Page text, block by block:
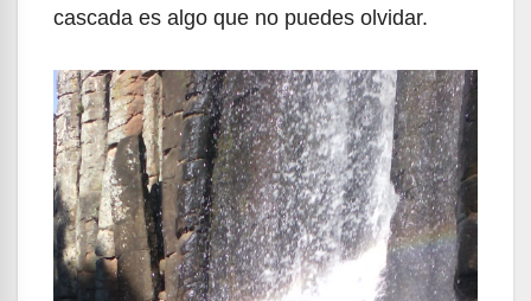
cascada es algo que no puedes olvidar.